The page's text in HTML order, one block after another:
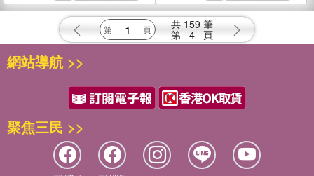
共 159 筆
第 4 頁
網站導航 >>
聚焦三民 >>